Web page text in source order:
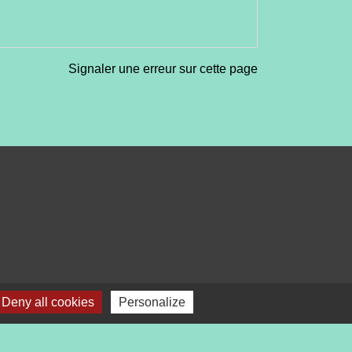
Signaler une erreur sur cette page
Deny all cookies Personalize